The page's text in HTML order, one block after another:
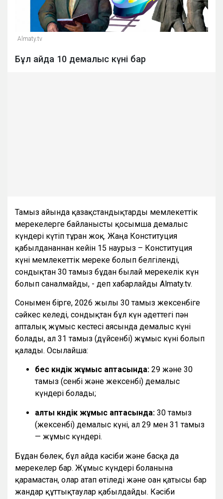
Almaty.tv
Бұл айда 10 демалыс күні бар
Тамыз айында қазақстандықтарды мемлекеттік
мерекелерге байланысты қосымша демалыс
күндері күтіп тұрған жоқ. Жаңа Конституция
қабылданғаннан кейін 15 наурыз – Конституция
күні мемлекеттік мереке болып белгіленді,
сондықтан 30 тамыз бұдан былай мерекелік күн
болып саналмайды, - деп хабарлайды Almaty.tv.
Сонымен бірге, 2026 жылғы 30 тамыз жексенбіге
сәйкес келеді, сондықтан бұл күн әдеттегі пән
апталық жұмыс кестесі аясында демалыс күні
болады, ал 31 тамыз (дүйсенбі) жұмыс күні болып
қалады. Осылайша:
бес күндік жұмыс аптасында: 29 және 30
тамыз (сенбі және жексенбі) демалыс
күндері болады;
алты күндік жұмыс аптасында: 30 тамыз
(жексенбі) демалыс күні, ал 29 мен 31 тамыз
— жұмыс күндері.
Бұдан бөлек, бұл айда кәсіби және басқа да
мерекелер бар. Жұмыс күндері болғанына
қарамастан, олар атап өтіледі және оған қатысы бар
жандар құттықтаулар қабылдайды. Кәсіби